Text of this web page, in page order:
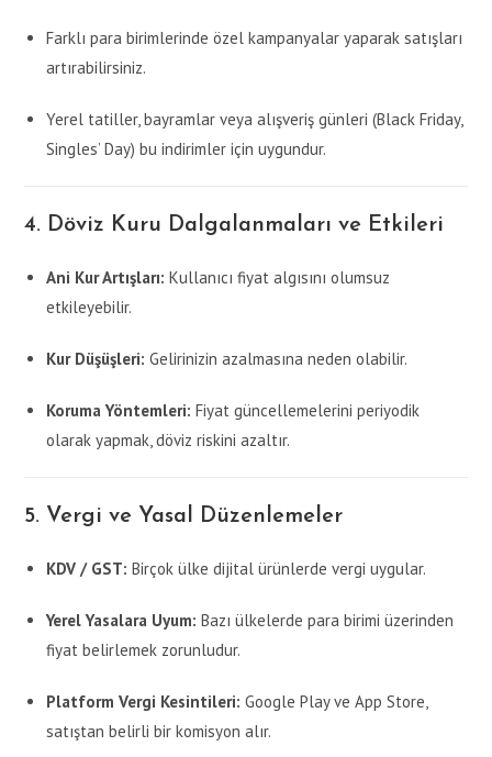
Farklı para birimlerinde özel kampanyalar yaparak satışları
artırabilirsiniz.
Yerel tatiller, bayramlar veya alışveriş günleri (Black Friday,
Singles’ Day) bu indirimler için uygundur.
4. Döviz Kuru Dalgalanmaları ve Etkileri
Ani Kur Artışları: Kullanıcı fiyat algısını olumsuz
etkileyebilir.
Kur Düşüşleri: Gelirinizin azalmasına neden olabilir.
Koruma Yöntemleri: Fiyat güncellemelerini periyodik
olarak yapmak, döviz riskini azaltır.
5. Vergi ve Yasal Düzenlemeler
KDV / GST: Birçok ülke dijital ürünlerde vergi uygular.
Yerel Yasalara Uyum: Bazı ülkelerde para birimi üzerinden
fiyat belirlemek zorunludur.
Platform Vergi Kesintileri: Google Play ve App Store,
satıştan belirli bir komisyon alır.